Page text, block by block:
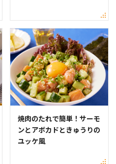
焼肉のたれで簡単！サーモ
ンとアボカドときゅうりの
ユッケ風